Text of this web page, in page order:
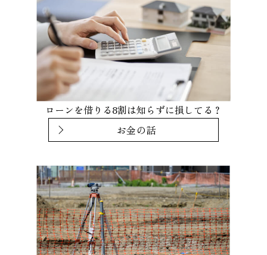
ローンを借りる8割は知らずに損してる？
お金の話